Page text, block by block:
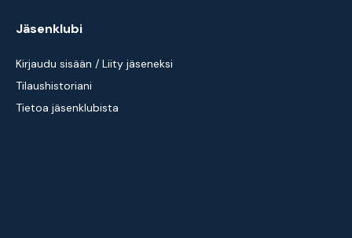
Jäsenklubi
Kirjaudu sisään / Liity jäseneksi
Tilaushistoriani
Tietoa jäsenklubista